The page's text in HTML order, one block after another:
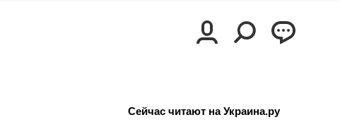
Сейчас читают на Украина.ру